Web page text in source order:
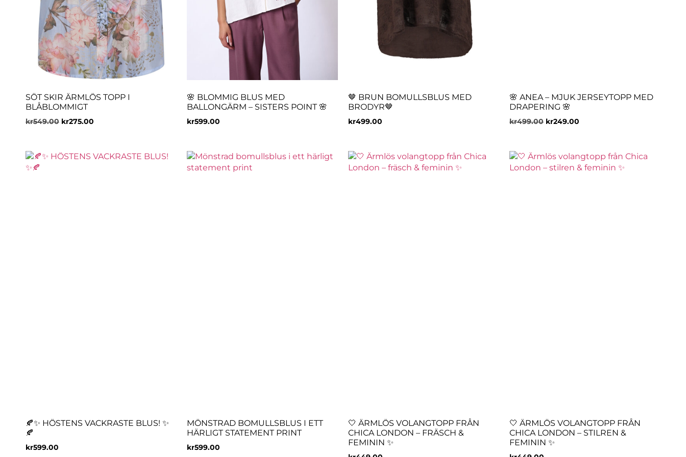
SÖT SKIR ÄRMLÖS TOPP I
BLÅBLOMMIGT
kr549.00 kr275.00
🌸 BLOMMIG BLUS MED
BALLONGÄRM – SISTERS POINT 🌸
kr599.00
🤎 BRUN BOMULLSBLUS MED
BRODYR🤎
kr499.00
🌸 ANEA – MJUK JERSEYTOPP MED
DRAPERING 🌸
kr499.00 kr249.00
🍂✨ HÖSTENS VACKRASTE BLUS! ✨
🍂
kr599.00
MÖNSTRAD BOMULLSBLUS I ETT
HÄRLIGT STATEMENT PRINT
kr599.00
🤍 ÄRMLÖS VOLANGTOPP FRÅN
CHICA LONDON – FRÄSCH &
FEMININ ✨
🤍 ÄRMLÖS VOLANGTOPP FRÅN
CHICA LONDON – STILREN &
FEMININ ✨